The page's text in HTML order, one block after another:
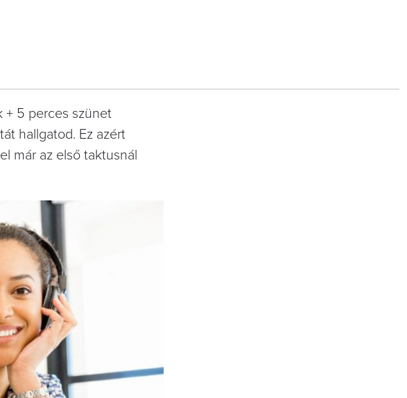
+ 5 perces szünet
hallgatod. Ez azért
már az első taktusnál